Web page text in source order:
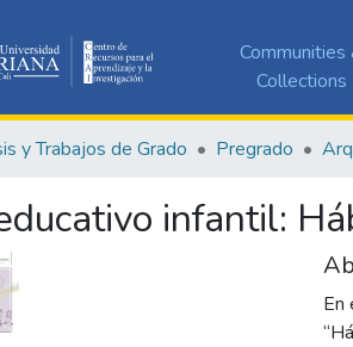
Communities
Collections
y Trabajos de Grado Pregrado
infantil:
En